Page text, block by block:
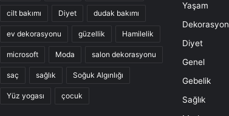
cilt bakımı Diyet dudak bakımı
ev dekorasyonu güzellik Hamilelik
microsoft Moda salon dekorasyonu
saç sağlık Soğuk Algınlığı
Yüz yogası çocuk
Yaşam
Dekorasyon
Diyet
Genel
Gebelik
Sağlık